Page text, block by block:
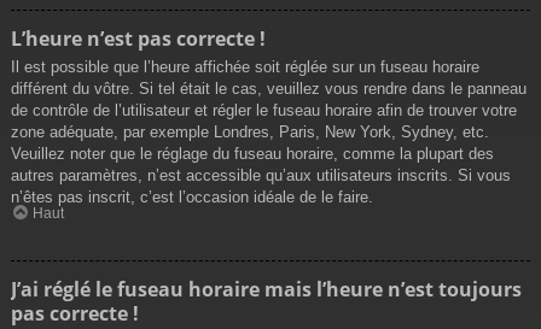
L’heure n’est pas correcte !
Il est possible que l’heure affichée soit réglée sur un fuseau horaire
différent du vôtre. Si tel était le cas, veuillez vous rendre dans le panneau
de contrôle de l’utilisateur et régler le fuseau horaire afin de trouver votre
zone adéquate, par exemple Londres, Paris, New York, Sydney, etc.
Veuillez noter que le réglage du fuseau horaire, comme la plupart des
autres paramètres, n’est accessible qu’aux utilisateurs inscrits. Si vous
n’êtes pas inscrit, c’est l’occasion idéale de le faire.
Haut
J’ai réglé le fuseau horaire mais l’heure n’est toujours
pas correcte !